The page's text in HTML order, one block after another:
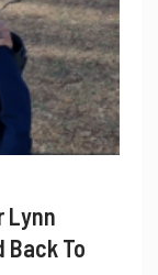
Lynn
Back To